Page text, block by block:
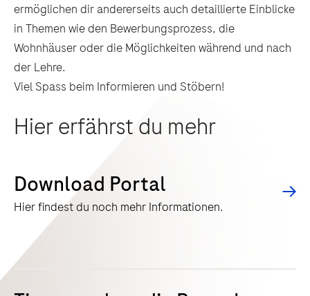
ermöglichen dir andererseits auch detaillierte Einblicke
in Themen wie den Bewerbungsprozess, die
Wohnhäuser oder die Möglichkeiten während und nach
der Lehre.
Viel Spass beim Informieren und Stöbern!
Hier erfährst du mehr
Download Portal
Hier findest du noch mehr Informationen.